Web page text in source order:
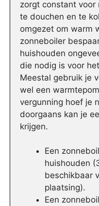
zorgt constant
te douchen en te
omgezet om warm
zonneboiler
huishouden
die nodig is voor
Meestal gebruik je
wel een
vergunning hoef je
doorgaans kan je
krijgen.
Een
huishouden
beschikbaar
plaatsing).
Een